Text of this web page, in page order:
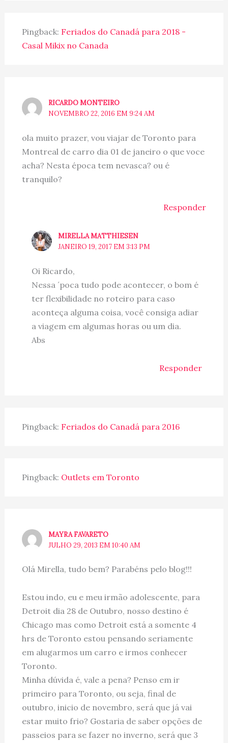
Pingback: Feriados do Canadá para 2018 -
Casal Mikix no Canada
RICARDO MONTEIRO
NOVEMBRO 22, 2016 EM 9:24 AM
ola muito prazer, vou viajar de Toronto para
Montreal de carro dia 01 de janeiro o que voce
acha? Nesta época tem nevasca? ou é
tranquilo?
Responder
MIRELLA MATTHIESEN
JANEIRO 19, 2017 EM 3:13 PM
Oi Ricardo,
Nessa ´poca tudo pode acontecer, o bom é
ter flexibilidade no roteiro para caso
aconteça alguma coisa, você consiga adiar
a viagem em algumas horas ou um dia.
Abs
Responder
Pingback: Feriados do Canadá para 2016
Pingback: Outlets em Toronto
MAYRA FAVARETO
JULHO 29, 2013 EM 10:40 AM
Olá Mirella, tudo bem? Parabéns pelo blog!!!
Estou indo, eu e meu irmão adolescente, para
Detroit dia 28 de Outubro, nosso destino é
Chicago mas como Detroit está a somente 4
hrs de Toronto estou pensando seriamente
em alugarmos um carro e irmos conhecer
Toronto.
Minha dúvida é, vale a pena? Penso em ir
primeiro para Toronto, ou seja, final de
outubro, inicio de novembro, será que já vai
estar muito frio? Gostaria de saber opções de
passeios para se fazer no inverno, será que 3